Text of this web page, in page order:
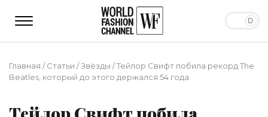
Главная /Статьи /Звёзды /Тейлор Свифт побила рекорд The
Beatles, который до этого держался 54 года